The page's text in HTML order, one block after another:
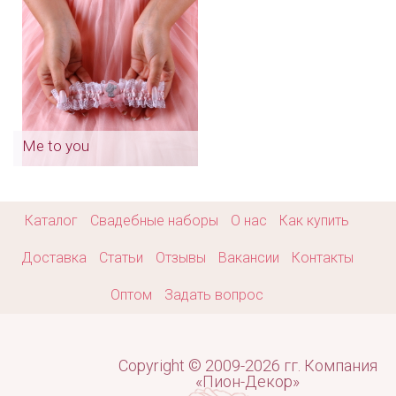
Me to you
Каталог Свадебные наборы О нас Как купить
Доставка Статьи Отзывы Вакансии Контакты
Оптом Задать вопрос
Copyright © 2009-2026 гг. Компания
«Пион-Декор»